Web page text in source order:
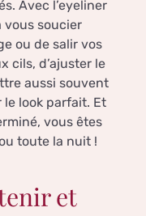
Avec l’eyeliner
vous soucier
ou de salir vos
cils, d’ajuster le
aussi souvent
le look parfait. Et
vous êtes
toute la nuit !
et